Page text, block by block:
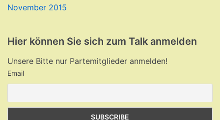
November 2015
Hier können Sie sich zum Talk anmelden
Unsere Bitte nur Partemitglieder anmelden!
Email